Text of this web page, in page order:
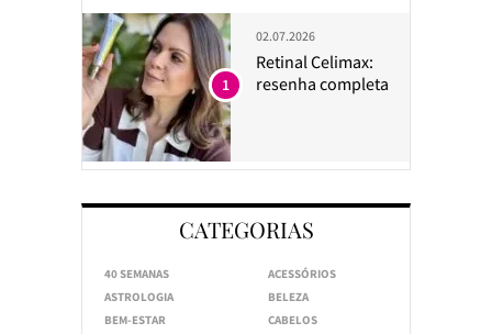
02.07.2026
Retinal Celimax:
resenha completa
1
CATEGORIAS
40 SEMANAS
ACESSÓRIOS
ASTROLOGIA
BELEZA
BEM-ESTAR
CABELOS